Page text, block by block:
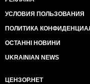
УСЛОВИЯ ПОЛЬЗОВАНИЯ
ПОЛИТИКА
ОСТАННІ НОВИНИ
UKRAINIAN NEWS
ЦЕНЗОР.НЕТ